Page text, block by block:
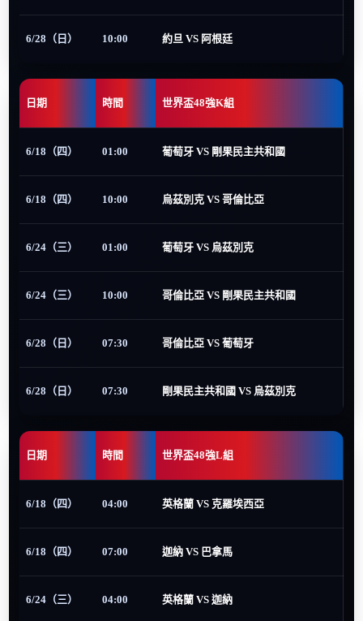
6/28（日） 10:00 約旦 VS 阿根廷
日期 時間 世界盃48強K組
6/18（四） 01:00 葡萄牙 VS 剛果民主共和國
6/18（四） 10:00 烏茲別克 VS 哥倫比亞
6/24（三） 01:00 葡萄牙 VS 烏茲別克
6/24（三） 10:00 哥倫比亞 VS 剛果民主共和國
6/28（日） 07:30 哥倫比亞 VS 葡萄牙
6/28（日） 07:30 剛果民主共和國 VS 烏茲別克
日期 時間 世界盃48強L組
6/18（四） 04:00 英格蘭 VS 克羅埃西亞
6/18（四） 07:00 迦納 VS 巴拿馬
6/24（三） 04:00 英格蘭 VS 迦納